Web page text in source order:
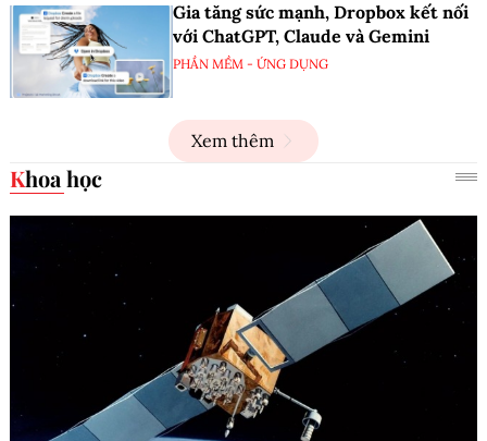
Gia tăng sức mạnh, Dropbox kết nối
với ChatGPT, Claude và Gemini
PHẦN MỀM - ỨNG DỤNG
Xem thêm
Khoa học